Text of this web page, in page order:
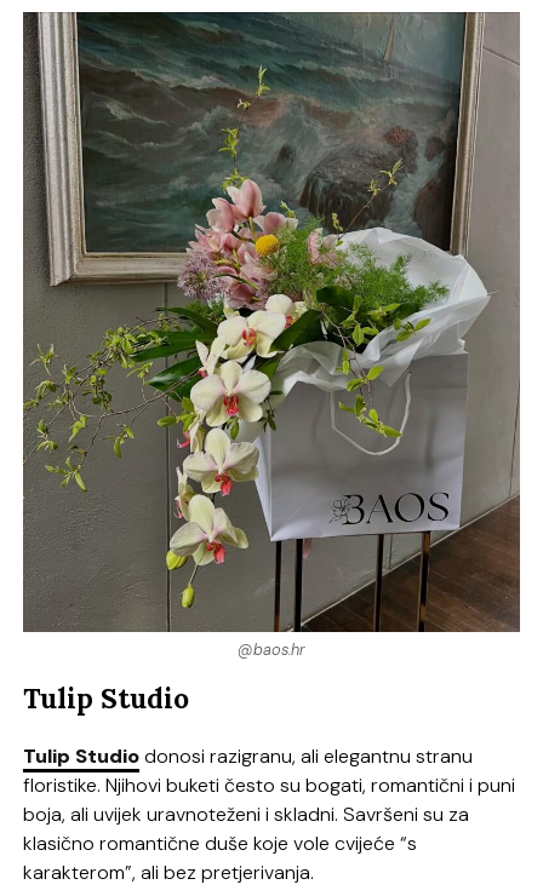
@baos.hr
Tulip Studio
Tulip Studiodonosi razigranu, ali elegantnu stranu
floristike. Njihovi buketi često su bogati, romantični i puni
boja, ali uvijek uravnoteženi i skladni. Savršeni su za
klasično romantične duše koje vole cvijeće “s
karakterom”, ali bez pretjerivanja.